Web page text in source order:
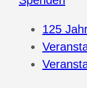
125